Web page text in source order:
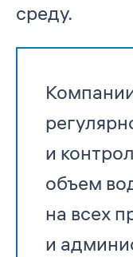
среду.
и
объем
на всех
и